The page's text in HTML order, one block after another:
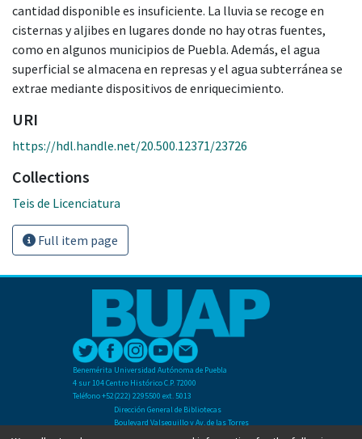
cantidad disponible es insuficiente. La lluvia se recoge en
cisternas y aljibes en lugares donde no hay otras fuentes,
como en algunos municipios de Puebla. Además, el agua
superficial se almacena en represas y el agua subterránea se
extrae mediante dispositivos de enriquecimiento.
URI
https://hdl.handle.net/20.500.12371/23726
Collections
Teis de Licenciatura
Full item page
Benemérita Universidad Autónoma de Puebla
4 sur 104 Centro Histórico C.P. 72000
Teléfono +52(222) 2295500 ext. 5013
Dirección General de Bibliotecas
Boulevard Valsequillo y Av. de las Torres
Ciudad Universitaria. Col. San Manuel